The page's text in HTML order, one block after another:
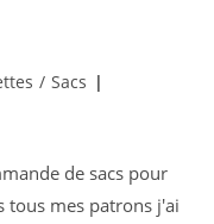
/ Sacs
de sacs pour
tous mes patrons j'ai